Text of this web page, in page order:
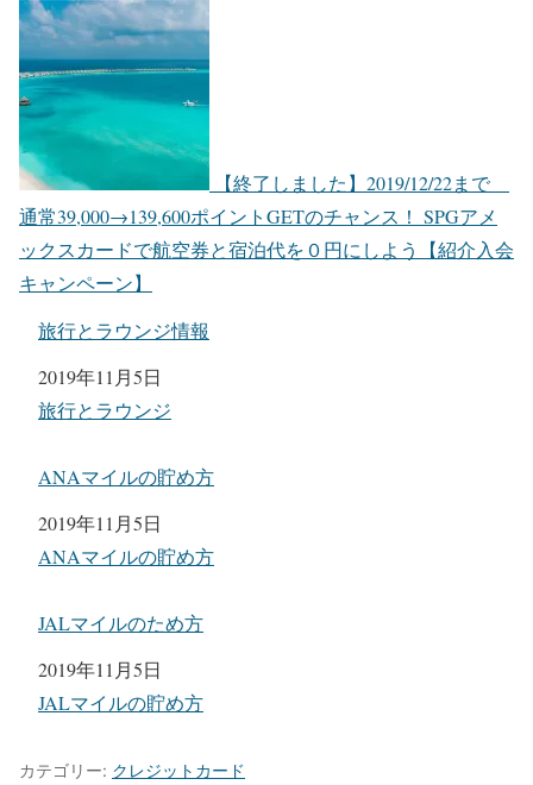
【終了しました】2019/12/22まで
通常39,000→139,600ポイントGETのチャンス！ SPGアメ
ックスカードで航空券と宿泊代を０円にしよう【紹介入会
キャンペーン】
旅行とラウンジ情報
日付
2019年11月5日
関連理由
旅行とラウンジ
ANAマイルの貯め方
日付
2019年11月5日
関連理由
ANAマイルの貯め方
JALマイルのため方
日付
2019年11月5日
関連理由
JALマイルの貯め方
カテゴリー: クレジットカード